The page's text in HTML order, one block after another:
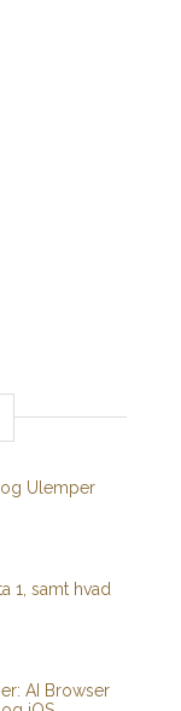
Ulemper
1, samt hvad
AI Browser